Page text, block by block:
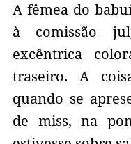
A fêmea do
à comissão
excêntrica
traseiro. A
quando se
de miss, na